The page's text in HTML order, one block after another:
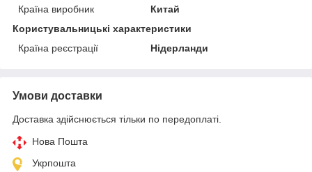
Країна виробник
Китай
Користувальницькі характеристики
Країна реєстрації
Нідерланди
Умови доставки
Доставка здійснюється тільки по передоплаті.
Нова Пошта
Укрпошта